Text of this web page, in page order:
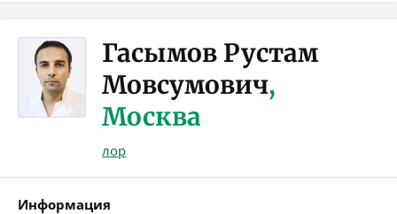
Гасымов Рустам
Мовсумович,
Москва
лор
Информация